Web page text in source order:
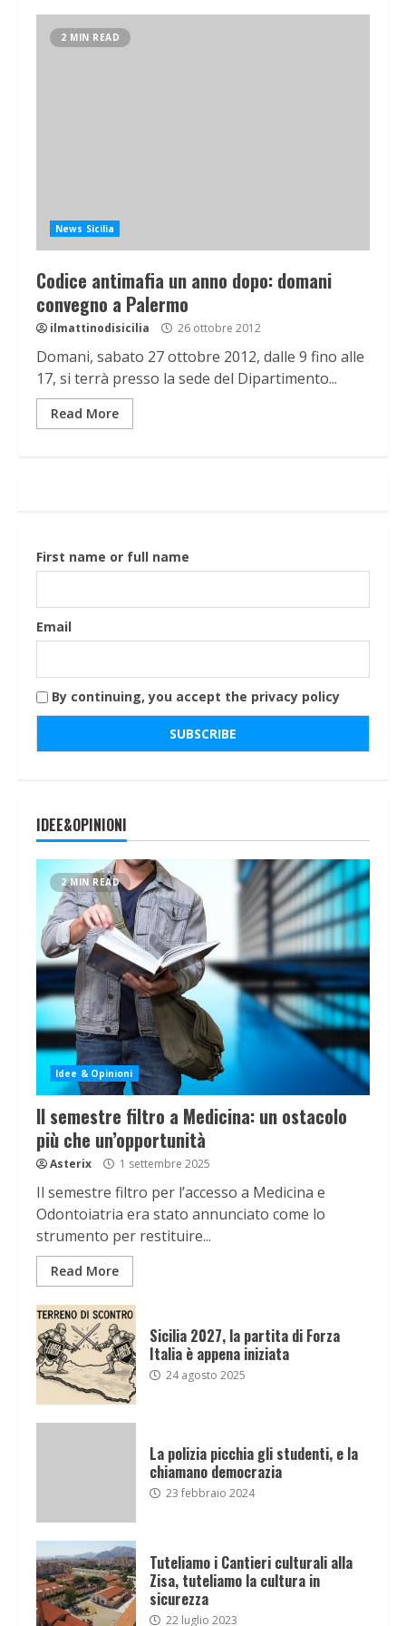
2 MIN READ
News Sicilia
Codice antimafia un anno dopo: domani
convegno a Palermo
ilmattinodisicilia 26 ottobre 2012
Domani, sabato 27 ottobre 2012, dalle 9 fino alle
17, si terrà presso la sede del Dipartimento...
Read More
First name or full name
Email
By continuing, you accept the privacy policy
IDEE&OPINIONI
2 MIN READ
Idee & Opinioni
Il semestre filtro a Medicina: un ostacolo
più che un’opportunità
Asterix 1 settembre 2025
Il semestre filtro per l’accesso a Medicina e
Odontoiatria era stato annunciato come lo
strumento per restituire...
Read More
Sicilia 2027, la partita di Forza
Italia è appena iniziata
24 agosto 2025
La polizia picchia gli studenti, e la
chiamano democrazia
23 febbraio 2024
Tuteliamo i Cantieri culturali alla
Zisa, tuteliamo la cultura in
sicurezza
22 luglio 2023